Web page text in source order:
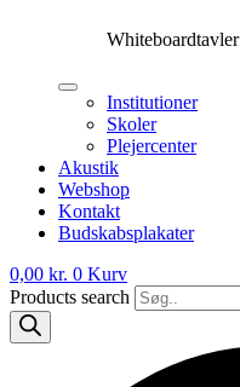
Whiteboardtavler
Institutioner
Skoler
Plejercenter
Akustik
Webshop
Kontakt
Budskabsplakater
0,00 kr. 0 Kurv
Products search